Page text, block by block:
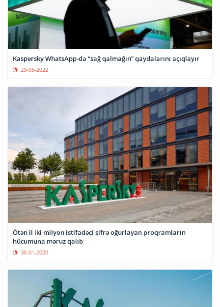
Kaspersky WhatsApp-da “sağ qalmağın” qaydalarını açıqlayır
20-05-2022
Ötən il iki milyon istifadəçi şifrə oğurlayan proqramların
hücumuna məruz qalıb
30-01-2020